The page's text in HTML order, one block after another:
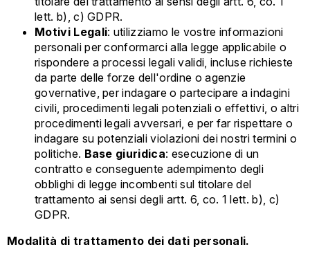
lett. b), c) GDPR.
Motivi Legali: utilizziamo le vostre informazioni
personali per conformarci alla legge applicabile o
rispondere a processi legali validi, incluse richieste
da parte delle forze dell'ordine o agenzie
governative, per indagare o partecipare a indagini
civili, procedimenti legali potenziali o effettivi, o altri
procedimenti legali avversari, e per far rispettare o
indagare su potenziali violazioni dei nostri termini o
politiche. Base giuridica: esecuzione di un
contratto e conseguente adempimento degli
obblighi di legge incombenti sul titolare del
trattamento ai sensi degli artt. 6, co. 1 lett. b), c)
GDPR.
Modalità di trattamento dei dati personali.